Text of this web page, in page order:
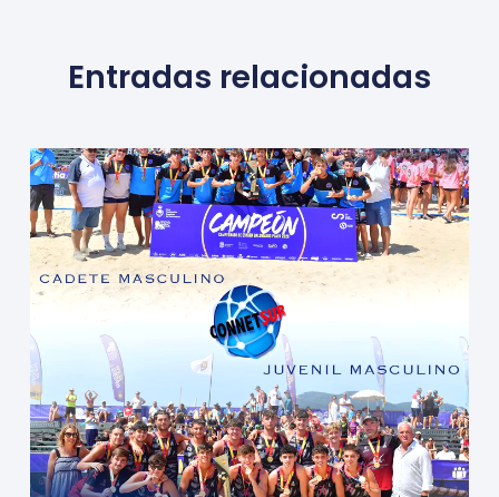
Entradas relacionadas